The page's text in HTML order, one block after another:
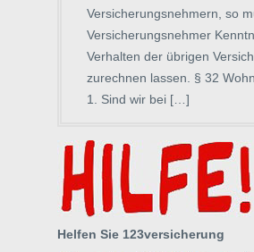
Versicherungsnehmern, so
Versicherungsnehmer
Verhalten der übrigen
zurechnen lassen. § 32
1. Sind wir bei […]
Helfen Sie 123versicherung